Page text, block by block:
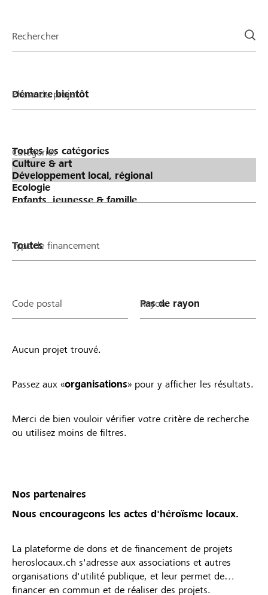
la
Rechercher
Phase du projet
Catégories
Type de financement
Code postal Rayon
Aucun projet trouvé.
Passez aux «organisations» pour y afficher les résultats.
Merci de bien vouloir vérifier votre critère de recherche
ou utilisez moins de filtres.
Nos partenaires
Nous encourageons les actes d'héroïsme locaux.
La plateforme de dons et de financement de projets
heroslocaux.ch s'adresse aux associations et autres
organisations d'utilité publique, et leur permet de
financer en commun et de réaliser des projets.